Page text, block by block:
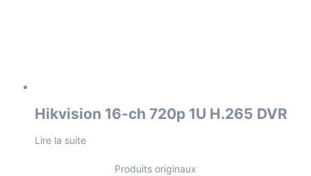
Hikvision 16-ch 720p 1U H.265 DVR
Lire la suite
Produits originaux